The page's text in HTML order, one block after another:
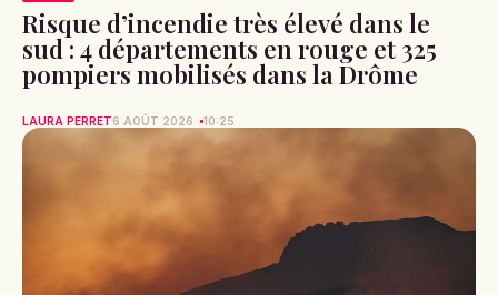
Risque d’incendie très élevé dans le
sud : 4 départements en rouge et 325
pompiers mobilisés dans la Drôme
LAURA PERRET6 AOÛT 2026 10:25